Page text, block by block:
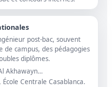
post-bac, souvent
de campus, des pédagogies
diplômes.
Akhawayn…
Centrale Casablanca.